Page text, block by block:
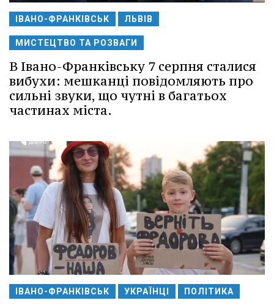
ІВАНО-ФРАНКІВСЬК ЛЬВІВ
МИСТЕЦТВО ТА РОЗВАГИ
В Івано-Франківську 7 серпня сталися
вибухи: мешканці повідомляють про
сильні звуки, що чутні в багатьох
частинах міста.
ІВАНО-ФРАНКІВСЬК УКРАЇНЦІ ПОЛІТИКА